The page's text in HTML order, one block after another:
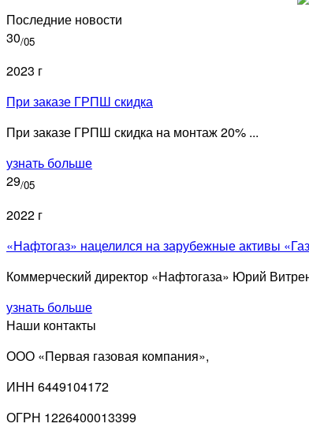
Последние новости
30/05
2023 г
При заказе ГРПШ скидка
При заказе ГРПШ скидка на монтаж 20% ...
узнать больше
29/05
2022 г
«Нафтогаз» нацелился на зарубежные активы
Коммерческий директор «Нафтогаза» Юрий
узнать больше
Наши контакты
ООО «Первая газовая компания»,
ИНН 6449104172
ОГРН 1226400013399